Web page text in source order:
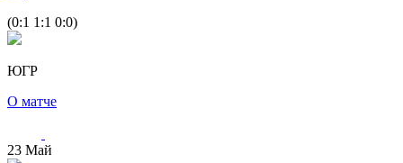
(0:1 1:1 0:0)
ЮГР
О матче
23 Май